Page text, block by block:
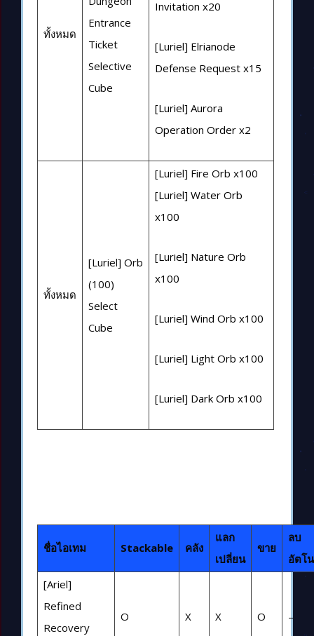
ทั้งหมด
Entrance
Ticket
Selective
Cube
Invitation x20
[Luriel] Elrianode
Defense Request x15
[Luriel] Aurora
Operation Order x2
ทั้งหมด
[Luriel] Orb
(100)
Select
Cube
[Luriel] Fire Orb x100
[Luriel] Water Orb
x100
[Luriel] Nature Orb
x100
[Luriel] Wind Orb x100
[Luriel] Light Orb x100
[Luriel] Dark Orb x100
ชื่อไอเทม Stackable คลัง
แลก
เปลี่ยน
ขาย
ลบ
อัตโ
[Ariel]
Refined
Recovery
O X X O –